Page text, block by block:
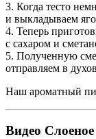
3. Когда тесто
и выкладываем
4. Теперь
с сахаром и
5. Полученную
отправляем в
Наш ароматный
Видео Слоеное